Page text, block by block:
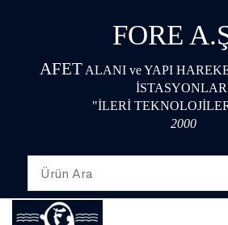
FORE
AFETALANI ve YAPI
"İLERİ
2000